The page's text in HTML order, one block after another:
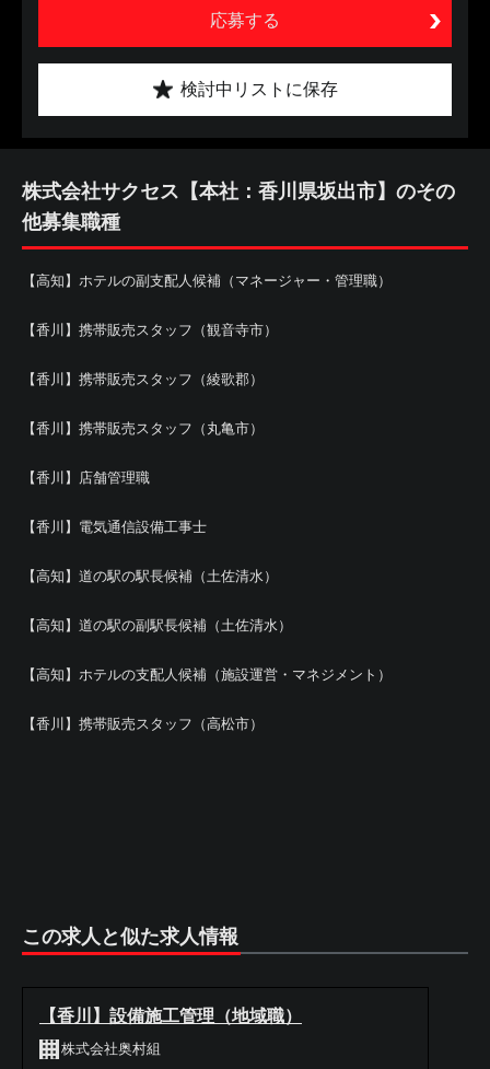
応募する
検討中リストに保存
株式会社サクセス【本社：香川県坂出市】のその
他募集職種
【高知】ホテルの副支配人候補（マネージャー・管理職）
【香川】携帯販売スタッフ（観音寺市）
【香川】携帯販売スタッフ（綾歌郡）
【香川】携帯販売スタッフ（丸亀市）
【香川】店舗管理職
【香川】電気通信設備工事士
【高知】道の駅の駅長候補（土佐清水）
【高知】道の駅の副駅長候補（土佐清水）
【高知】ホテルの支配人候補（施設運営・マネジメント）
【香川】携帯販売スタッフ（高松市）
この求人と似た求人情報
【香川】設備施工管理（地域職）
株式会社奥村組